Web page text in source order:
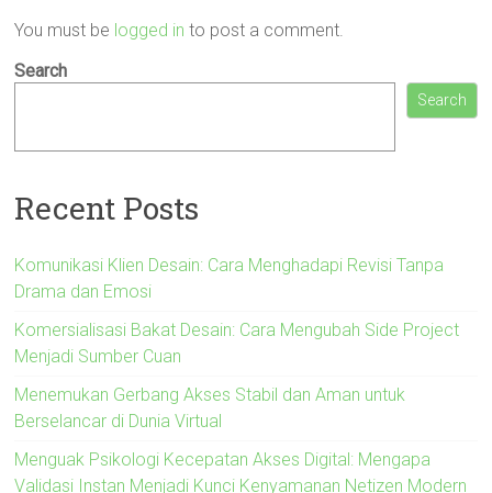
You must be logged in to post a comment.
Search
Search
Recent Posts
Komunikasi Klien Desain: Cara Menghadapi Revisi Tanpa
Drama dan Emosi
Komersialisasi Bakat Desain: Cara Mengubah Side Project
Menjadi Sumber Cuan
Menemukan Gerbang Akses Stabil dan Aman untuk
Berselancar di Dunia Virtual
Menguak Psikologi Kecepatan Akses Digital: Mengapa
Validasi Instan Menjadi Kunci Kenyamanan Netizen Modern